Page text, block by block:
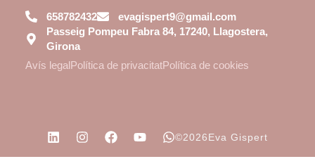
658782432
evagispert9@gmail.com
Passeig Pompeu Fabra 84, 17240, Llagostera,
Girona
Avís legalPolítica de privacitatPolítica de cookies
©2026Eva Gispert